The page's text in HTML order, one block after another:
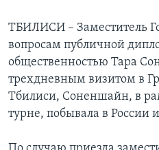
ТБИЛИСИ – Заместитель
вопросам публичной
общественностью Тара
трехдневным визитом в
Тбилиси, Соненшайн, в
турне, побывала в России